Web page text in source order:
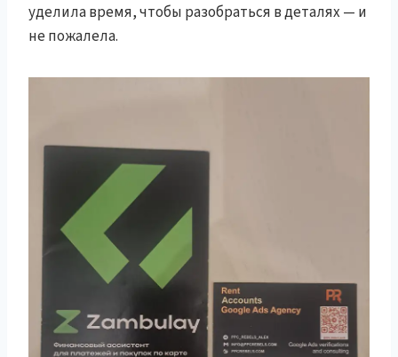
уделила время, чтобы разобраться в деталях — и
не пожалела.